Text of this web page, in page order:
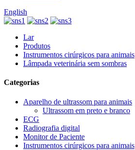
English
Lar
Produtos
Instrumentos cirúrgicos para animais
Lâmpada veterinária sem sombras
Categorias
Aparelho de ultrassom para animais
Ultrassom em preto e branco
ECG
Radiografia digital
Monitor de Paciente
Instrumentos cirúrgicos para animais